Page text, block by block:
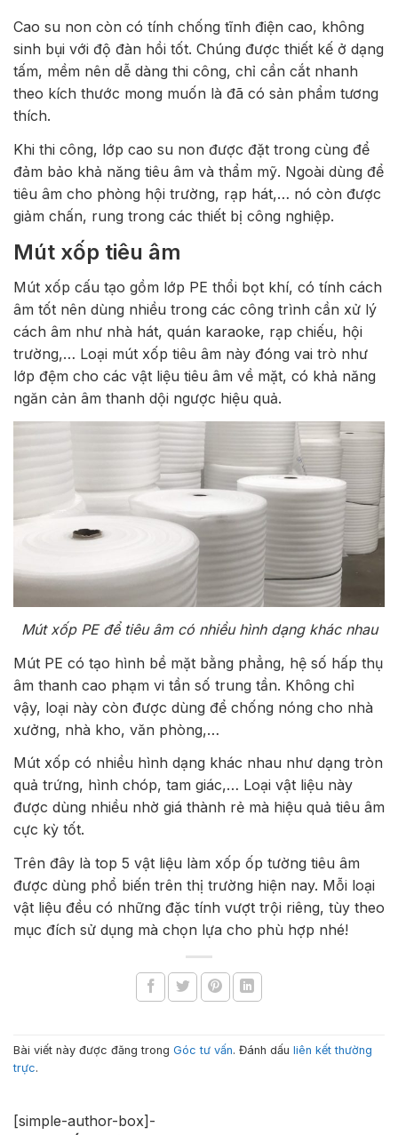
Cao su non còn có tính chống tĩnh điện cao, không
sinh bụi với độ đàn hồi tốt. Chúng được thiết kế ở dạng
tấm, mềm nên dễ dàng thi công, chỉ cần cắt nhanh
theo kích thước mong muốn là đã có sản phẩm tương
thích.
Khi thi công, lớp cao su non được đặt trong cùng để
đảm bảo khả năng tiêu âm và thẩm mỹ. Ngoài dùng để
tiêu âm cho phòng hội trường, rạp hát,… nó còn được
giảm chấn, rung trong các thiết bị công nghiệp.
Mút xốp tiêu âm
Mút xốp cấu tạo gồm lớp PE thổi bọt khí, có tính cách
âm tốt nên dùng nhiều trong các công trình cần xử lý
cách âm như nhà hát, quán karaoke, rạp chiếu, hội
trường,… Loại mút xốp tiêu âm này đóng vai trò như
lớp đệm cho các vật liệu tiêu âm về mặt, có khả năng
ngăn cản âm thanh dội ngược hiệu quả.
Mút xốp PE để tiêu âm có nhiều hình dạng khác nhau
Mút PE có tạo hình bề mặt bằng phẳng, hệ số hấp thụ
âm thanh cao phạm vi tần số trung tần. Không chỉ
vậy, loại này còn được dùng để chống nóng cho nhà
xưởng, nhà kho, văn phòng,…
Mút xốp có nhiều hình dạng khác nhau như dạng tròn
quả trứng, hình chóp, tam giác,… Loại vật liệu này
được dùng nhiều nhờ giá thành rẻ mà hiệu quả tiêu âm
cực kỳ tốt.
Trên đây là top 5 vật liệu làm xốp ốp tường tiêu âm
được dùng phổ biến trên thị trường hiện nay. Mỗi loại
vật liệu đều có những đặc tính vượt trội riêng, tùy theo
mục đích sử dụng mà chọn lựa cho phù hợp nhé!
Bài viết này được đăng trong Góc tư vấn. Đánh dấu liên kết thường
trực.
[simple-author-box]-